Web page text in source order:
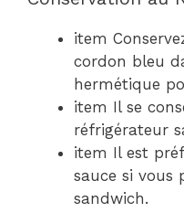
item
cordon bleu
hermétique
item Il se
réfrigérateur
item Il est
sauce si vous
sandwich.